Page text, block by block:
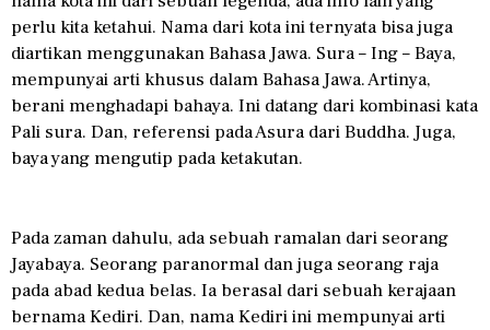
perlu kita ketahui. Nama dari kota ini ternyata bisa juga
diartikan menggunakan Bahasa Jawa. Sura – Ing – Baya,
mempunyai arti khusus dalam Bahasa Jawa. Artinya,
berani menghadapi bahaya. Ini datang dari kombinasi kata
Pali sura. Dan, referensi pada Asura dari Buddha. Juga,
baya yang mengutip pada ketakutan.
Pada zaman dahulu, ada sebuah ramalan dari seorang
Jayabaya. Seorang paranormal dan juga seorang raja
pada abad kedua belas. Ia berasal dari sebuah kerajaan
bernama Kediri. Dan, nama Kediri ini mempunyai arti